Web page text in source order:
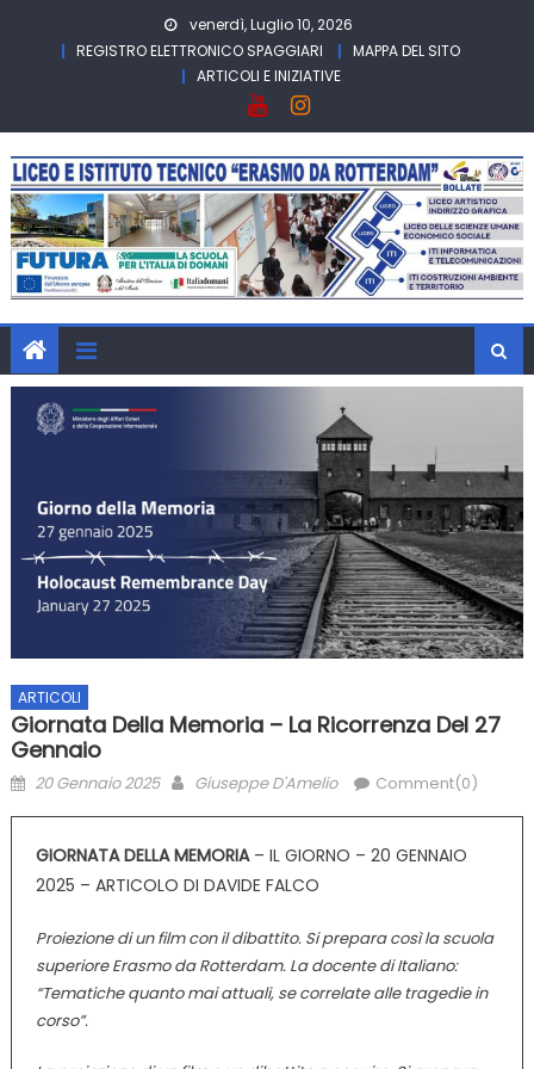
venerdì, Luglio 10, 2026
REGISTRO ELETTRONICO SPAGGIARI
MAPPA DEL SITO
ARTICOLI E INIZIATIVE
ARTICOLI
Giornata Della Memoria – La Ricorrenza Del 27
Gennaio
Posted
20 Gennaio 2025 Author
Giuseppe D'Amelio Comment(0)
GIORNATA DELLA MEMORIA– IL GIORNO – 20 GENNAIO
2025 – ARTICOLO DI DAVIDE FALCO
Proiezione di un film con il dibattito. Si prepara così la scuola
superiore Erasmo da Rotterdam. La docente di Italiano:
“Tematiche quanto mai attuali, se correlate alle tragedie in
corso”.